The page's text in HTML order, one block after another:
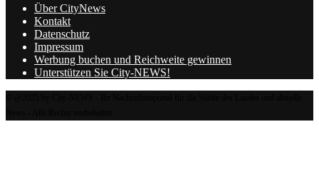
Über CityNews
Kontakt
Datenschutz
Impressum
Werbung buchen und Reichweite gewinnen
Unterstützen Sie City-NEWS!